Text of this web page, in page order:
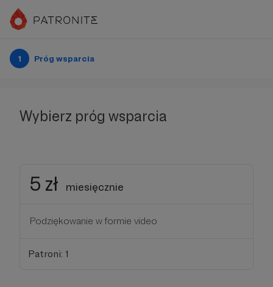
1 Próg wsparcia
Wybierz próg wsparcia
5 zł miesięcznie
Podziękowanie w formie video
Patroni: 1